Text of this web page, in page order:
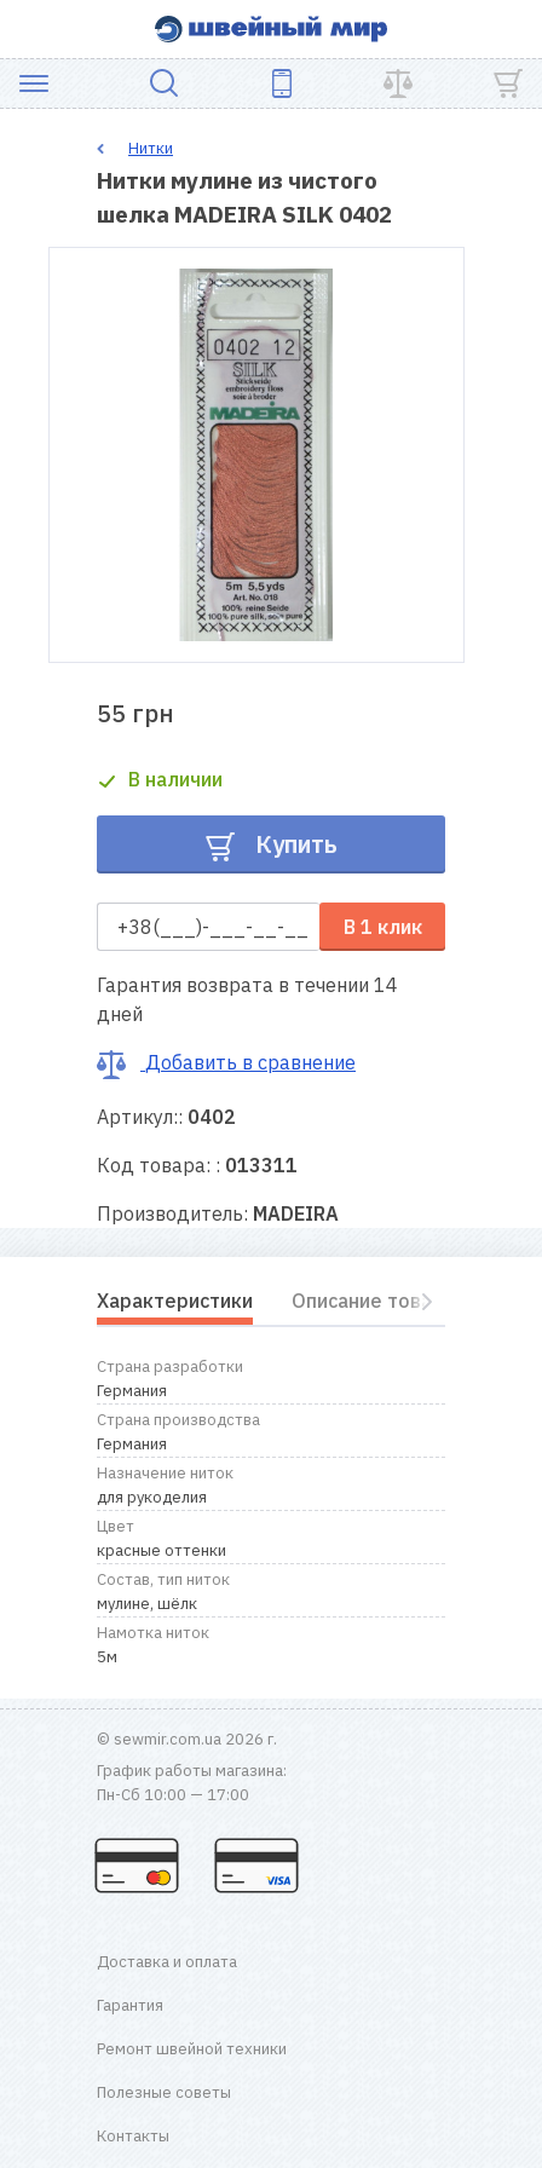
ШВЕЙНОЕ
ОБОРУДОВАНИЕ
Гарантия
швейной
техники
Полезные
советы
нас
Нитки
Нитки мулине из чистого
шелка MADEIRA SILK 0402
55 грн
В наличии
Купить
В 1 клик
Гарантия возврата в течении 14
дней
Добавить в сравнение
Артикул:: 0402
Код товара: : 013311
Производитель: MADEIRA
Характеристики Описание товара
Страна разработки
Германия
Страна производства
Германия
Назначение ниток
для рукоделия
Цвет
красные оттенки
Состав, тип ниток
мулине, шёлк
Намотка ниток
5м
© sewmir.com.ua 2026 г.
График работы магазина:
Пн-Сб 10:00 — 17:00
Доставка и оплата
Гарантия
Ремонт швейной техники
Полезные советы
Контакты